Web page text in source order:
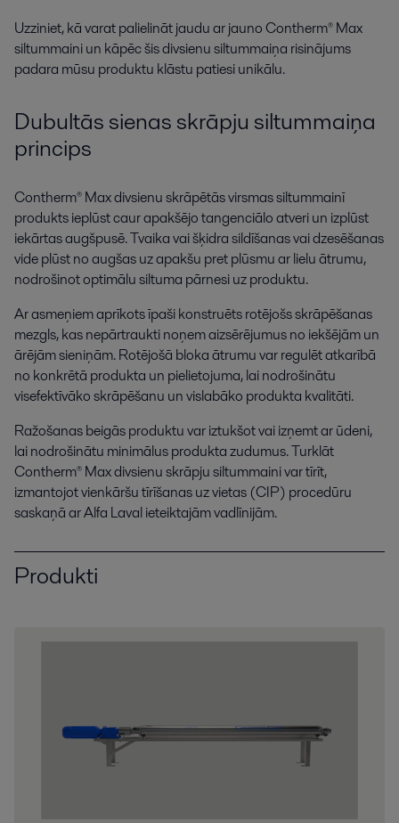
Izvēlies Alfa Laval dzērienu aprīkojumu un apstrādes risinājumus, lai
samazinātu enerģijas, ūdens patēriņu, uzlabotu higiēnas līmeni un
produktu kvalitāti.
Individuālā higēna
Lai efektīvi ražotu diferencētas kosmētikas un higiēnas preces, ir
vajadzīga ražošanas pieredze un plašs higiēnisko iekārtu klāsts, ko mēs
nodrošinam.
Mājsaimniecības higēna
Lai ražotu mājsaimniecības produktus mājas tīrīšanai un aizsardzībai,
Uzziniet, kā varat palielināt jaudu ar jauno Contherm® Max
siltummaini un kāpēc šis divsienu siltummaiņa risinājums
padara mūsu produktu klāstu patiesi unikālu.
Dubultās sienas skrāpju siltummaiņa
princips
Contherm® Max divsienu skrāpētās virsmas siltummainī
produkts ieplūst caur apakšējo tangenciālo atveri un izplūst
iekārtas augšpusē. Tvaika vai šķidra sildīšanas vai dzesēšanas
vide plūst no augšas uz apakšu pret plūsmu ar lielu ātrumu,
nodrošinot optimālu siltuma pārnesi uz produktu.
Ar asmeņiem aprīkots īpaši konstruēts rotējošs skrāpēšanas
mezgls, kas nepārtraukti noņem aizsērējumus no iekšējām un
ārējām sieniņām. Rotējošā bloka ātrumu var regulēt atkarībā
no konkrētā produkta un pielietojuma, lai nodrošinātu
visefektīvāko skrāpēšanu un vislabāko produkta kvalitāti.
Ražošanas beigās produktu var iztukšot vai izņemt ar ūdeni,
lai nodrošinātu minimālus produkta zudumus. Turklāt
Contherm® Max divsienu skrāpju siltummaini var tīrīt,
izmantojot vienkāršu tīrīšanas uz vietas (CIP) procedūru
saskaņā ar Alfa Laval ieteiktajām vadlīnijām.
Produkti